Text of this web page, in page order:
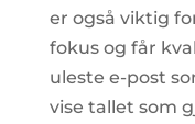
er også viktig
fokus og får
uleste e-post
vise tallet som